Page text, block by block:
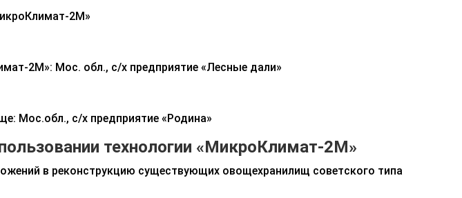
2М»
2М»: Мос. обл., с/х предприятие «Лесные дали»
Мос.обл., с/х предприятие «Родина»
технологии «МикроКлимат-2М»
в реконструкцию существующих овощехранилищ советского типа